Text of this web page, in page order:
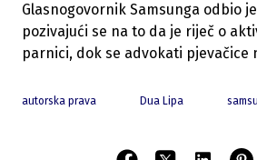
Glasnogovornik Samsunga odbio
pozivajući se na to da je riječ o
parnici, dok se advokati pjevačice
autorska prava Dua Lipa